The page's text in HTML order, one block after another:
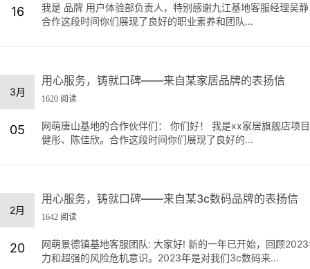
16
我是 品牌 用户体验部负责人，特别感谢九江基地客服经理吴
合作这段时间你们展现了良好的职业素养和团队...
3月
05
用心服务，铸就口碑——来自某家居品牌的表扬信
1620 阅读
网萌唐山基地的合作伙伴们： 你们好！ 我是xx家居旗舰店项
健彤、陈佳欣。合作这段时间你们展现了良好的...
2月
20
用心服务，铸就口碑——来自某3c数码品牌的表扬信
1642 阅读
网萌景德镇基地客服团队: 大家好! 新的一年已开始，回顾
力和超强的风险危机意识。2023年是对我们3c数码来...